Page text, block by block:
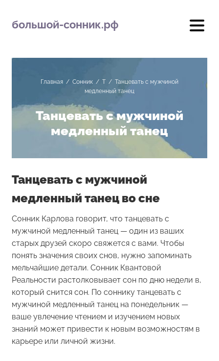
большой-сонник.рф
Главная / Сонник / Т / Танцевать с мужчиной
медленный танец
Танцевать с мужчиной
медленный танец
Танцевать с мужчиной
медленный танец во сне
Сонник Карлова говорит, что танцевать с
мужчиной медленный танец — один из ваших
старых друзей скоро свяжется с вами. Чтобы
понять значения своих снов, нужно запоминать
мельчайшие детали. Сонник Квантовой
Реальности растолковывает сон по дню недели в,
который снится сон. По соннику танцевать с
мужчиной медленный танец на понедельник —
ваше увлечение чтением и изучением новых
знаний может привести к новым возможностям в
карьере или личной жизни.